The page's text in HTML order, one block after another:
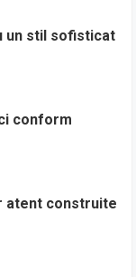
un stil sofisticat
conform
atent construite